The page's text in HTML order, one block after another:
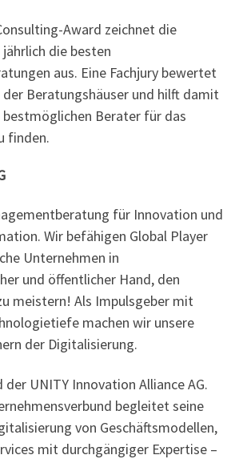
Award zeichnet die
die besten
aus. Eine Fachjury bewertet
Beratungshäuser und hilft damit
Berater für das
finden.
für Innovation und
Wir befähigen Global Player
Unternehmen in
und öffentlicher Hand, den
meistern! Als Impulsgeber mit
machen wir unsere
der Digitalisierung.
UNITY Innovation Alliance AG.
begleitet seine
von Geschäftsmodellen,
mit durchgängiger Expertise –